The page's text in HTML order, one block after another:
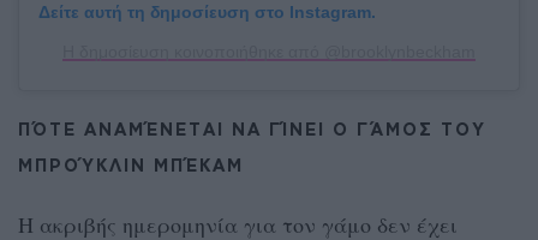
Δείτε αυτή τη δημοσίευση στο Instagram.
ΠΌΤΕ ΑΝΑΜΈΝΕΤΑΙ ΝΑ ΓΊΝΕΙ Ο ΓΆΜΟΣ ΤΟΥ
ΜΠΡΟΎΚΛΙΝ ΜΠΈΚΑΜ
Η ακριβής ημερομηνία για τον γάμο δεν έχει